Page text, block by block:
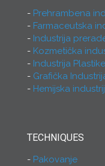
Prehrambena
Farmaceutska
Industrija
Kozmetička
Industrija Plastike
Grafička
Hemijska
TECHNIQUES
Pakovanje